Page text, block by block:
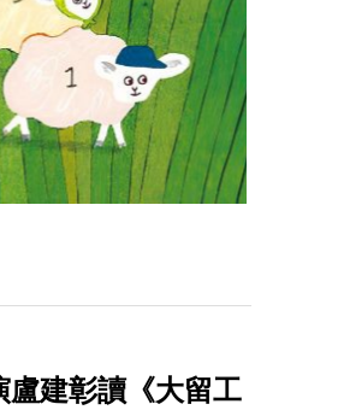
建彰讀《大留工